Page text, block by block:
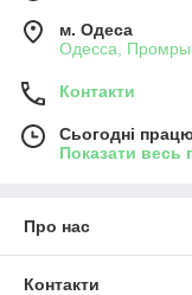
м. Одеса
Одесса,
Контакти
Сьогодні
Показати весь
Про нас
Контакти